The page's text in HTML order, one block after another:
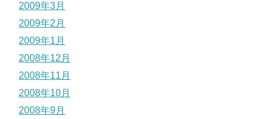
2009年3月
2009年2月
2009年1月
2008年12月
2008年11月
2008年10月
2008年9月